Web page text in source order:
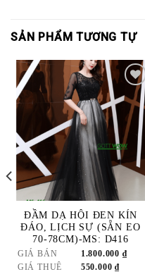
SẢN PHẨM TƯƠNG TỰ
ADD
TO
WISHLIST
ĐẦM DẠ HỘI ĐEN KÍN
ĐÁO, LỊCH SỰ (SẴN EO
70-78CM)-MS: D416
GIÁ BÁN 1.800.000 ₫
GIÁ THUÊ
550.000₫